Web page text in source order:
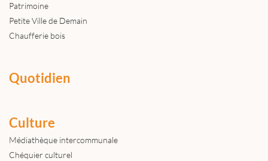
Patrimoine
Petite Ville de Demain
Chaufferie bois
Quotidien
Culture
Médiathèque intercommunale
Chéquier culturel